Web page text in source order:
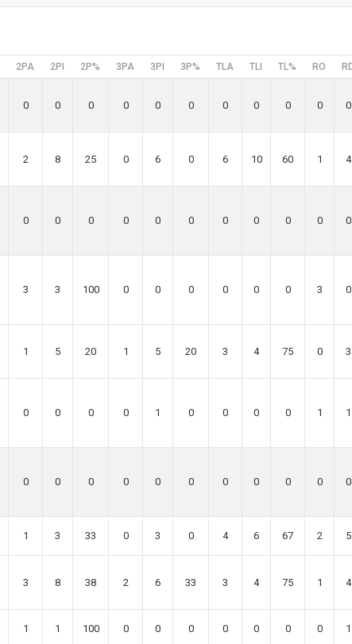
2PA 2PI 2P% 3PA 3PI 3P% TLA TLI TL% RO
0 0 0 0 0 0 0 0 0 0 0
2 8 25 0 6 0 6 10 60 1 4
0 0 0 0 0 0 0 0 0 0 0
3 3 100 0 0 0 0 0 0 3 0
1 5 20 1 5 20 3 4 75 0 3
0 0 0 0 1 0 0 0 0 1 1
0 0 0 0 0 0 0 0 0 0 0
1 3 33 0 3 0 4 6 67 2 5
3 8 38 2 6 33 3 4 75 1 4
1 1 100 0 0 0 0 0 0 0 1